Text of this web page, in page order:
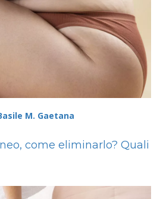
M. Gaetana
come eliminarlo? Quali